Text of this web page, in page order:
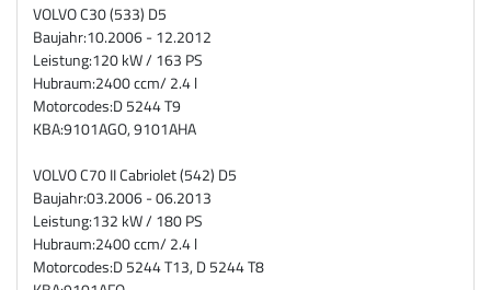
VOLVO C30 (533) D5
Baujahr:10.2006 - 12.2012
Leistung:120 kW / 163 PS
Hubraum:2400 ccm/ 2.4 l
Motorcodes:D 5244 T9
KBA:9101AGO, 9101AHA
VOLVO C70 II Cabriolet (542) D5
Baujahr:03.2006 - 06.2013
Leistung:132 kW / 180 PS
Hubraum:2400 ccm/ 2.4 l
Motorcodes:D 5244 T13, D 5244 T8